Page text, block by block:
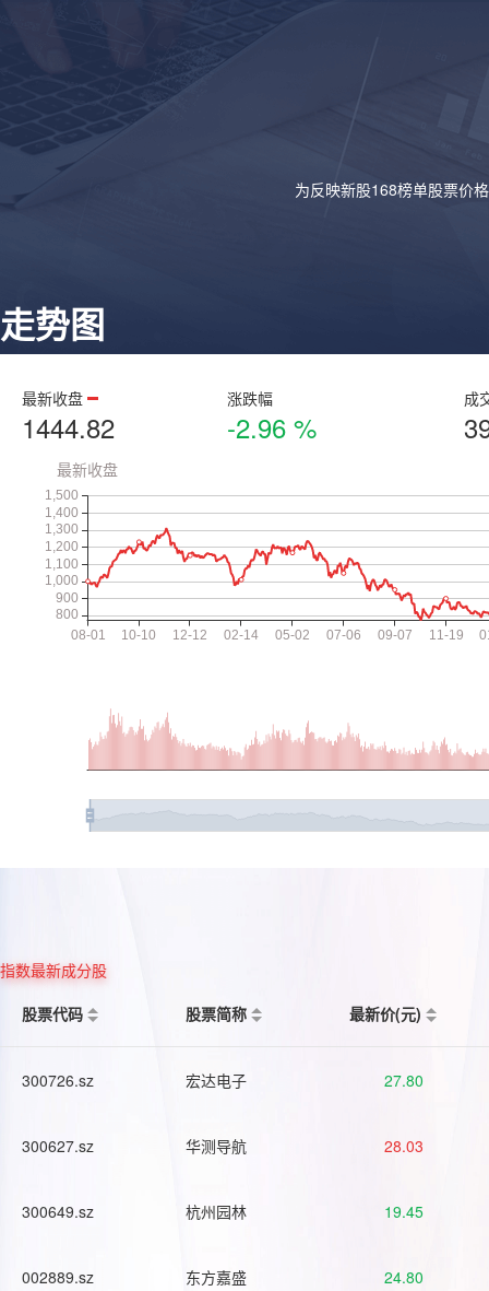
为反映新股168榜单股票价
走势图
最新收盘
1444.82
涨跌幅
-2.96 %
成
指数最新成分股
股票代码
股票简称 最新价(元)
300726.sz 宏达电子 27.80
300627.sz 华测导航 28.03
300649.sz 杭州园林 19.45
002889.sz 东方嘉盛 24.80